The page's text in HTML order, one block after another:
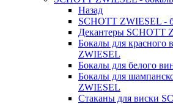
Назад
SCHOTT ZWIESEL -
Декантеры SCHOTT
Бокалы для красного
ZWIESEL
Бокалы для белого
Бокалы для
ZWIESEL
Стаканы для виски